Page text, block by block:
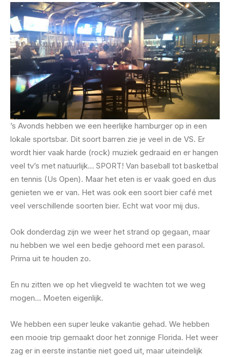
’s Avonds hebben we een heerlijke hamburger op in een
lokale sportsbar. Dit soort barren zie je veel in de VS. Er
wordt hier vaak harde (rock) muziek gedraaid en er hangen
veel tv’s met natuurlijk… SPORT! Van baseball tot basketbal
en tennis (Us Open). Maar het eten is er vaak goed en dus
genieten we er van. Het was ook een soort bier café met
veel verschillende soorten bier. Echt wat voor mij dus.
Ook donderdag zijn we weer het strand op gegaan, maar
nu hebben we wel een bedje gehoord met een parasol.
Prima uit te houden zo.
En nu zitten we op het vliegveld te wachten tot we weg
mogen… Moeten eigenlijk.
We hebben een super leuke vakantie gehad. We hebben
een mooie trip gemaakt door het zonnige Florida. Het weer
zag er in eerste instantie niet goed uit, maar uiteindelijk